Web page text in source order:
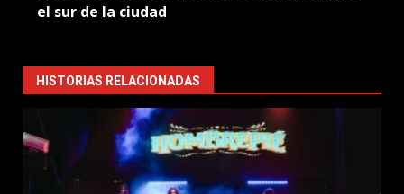
el sur de la ciudad
HISTORIAS RELACIONADAS